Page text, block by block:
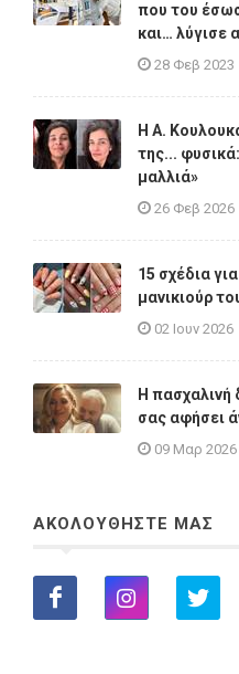
που του
και… λύγισε
28 Φεβ 2023
Η A.
της...
μαλλιά»
26 Φεβ 2026
15 σχέδια
μανικιούρ
02 Ιουν 2026
Η πασχαλινή
σας αφήσει
09 Μαρ 2026
ΑΚΟΛΟΥΘΗΣΤΕ ΜΑΣ